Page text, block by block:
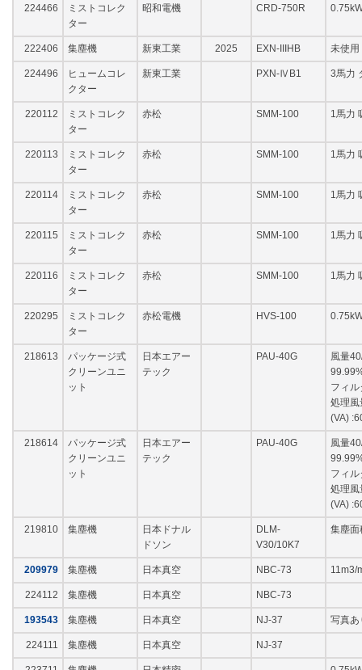
224466
ミストコレク
ター
昭和電機 CRD-750R
222406 集塵機 新東工業 2025 EXN-IIIHB 未使用
224496
ヒュームコレ
クター
新東工業 PXN-ⅣB1 3馬力
220112
ミストコレク
ター
赤松 SMM-100 1馬力
220113
ミストコレク
ター
赤松 SMM-100 1馬力
220114
ミストコレク
ター
赤松 SMM-100 1馬力
220115
ミストコレク
ター
赤松 SMM-100 1馬力
220116
ミストコレク
ター
赤松 SMM-100 1馬力
220295
ミストコレク
ター
赤松電機 HVS-100
218613
パッケージ式
クリーンユニ
ット
日本エアー
テック
PAU-40G
風量
フィル
処理風
(VA)
218614
パッケージ式
クリーンユニ
ット
日本エアー
テック
PAU-40G
風量
フィル
処理風
(VA)
219810 集塵機
日本ドナル
ドソン
DLM-
V30/10K7
集塵
209979 集塵機 日本真空 NBC-73 11m3/
224112 集塵機 日本真空 NBC-73
193543 集塵機 日本真空 NJ-37 写真あ
224111 集塵機 日本真空 NJ-37